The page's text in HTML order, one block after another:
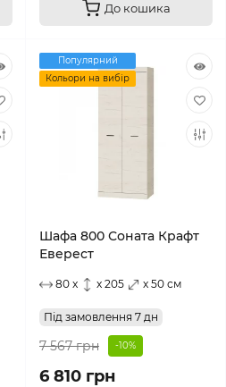
До кошика
Популярний
Кольори на вибір
Шафа 800 Соната Крафт
Еверест
80 x x 205 x 50 см
Під замовлення 7 дн
7 567 грн -10%
6 810 грн